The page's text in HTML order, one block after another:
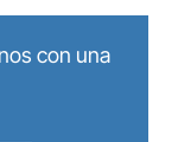
con una